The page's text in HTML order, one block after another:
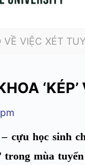
VỀ VIỆC XÉT
cựu học sinh
trong mùa